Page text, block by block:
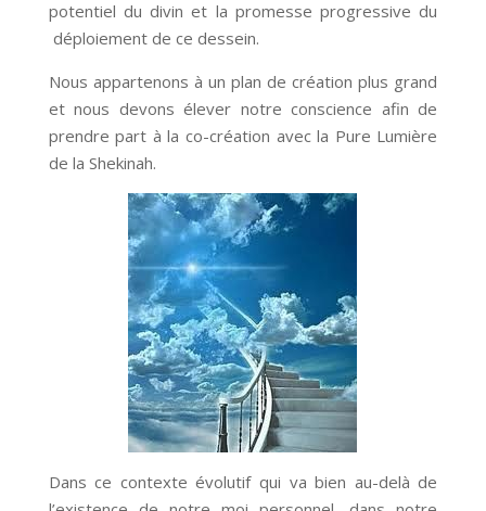
potentiel du divin et la promesse progressive du
déploiement de ce dessein.
Nous appartenons à un plan de création plus grand
et nous devons élever notre conscience afin de
prendre part à la co-création avec la Pure Lumière
de la Shekinah.
Dans ce contexte évolutif qui va bien au-delà de